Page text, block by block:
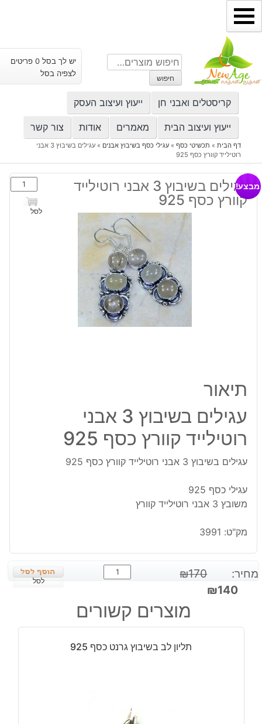
דילוג
לתוכן
חיפוש
עבור:
חיפוש
יש לך בסל 0 פריטים
לצפיה בסל
קריסטלים ואבני חן ייעוץ ועיצוב העסק
ייעוץ ועיצוב הבית מאמרים אודות צור קשר
דף הבית» תכשיטי כסף» עגילי כסף בשיבוץ אבנים »
עגילים בשיבוץ 3 אבני
רוטילייד קוורץ כסף 925
עגילים בשיבוץ 3 אבני רוטילייד
קוורץ כסף 925
כמות
של
עגילים
לסל
מבצע!
תיאור
עגילים בשיבוץ 3 אבני
רוטילייד קוורץ כסף 925
עגילים בשיבוץ 3 אבני רוטילייד קוורץ כסף 925
עגילי כסף 925
משובץ 3 אבני רוטילייד קוורץ
מק"ט: 3991
מחיר: ₪170
המחיר
₪140
המחיר
הנוכחי
הוא:
כמות
של
בשיבוץ
3
רוטילייד
לסל
מוצרים קשורים
תליון לב בשיבוץ גרנט כסף 925